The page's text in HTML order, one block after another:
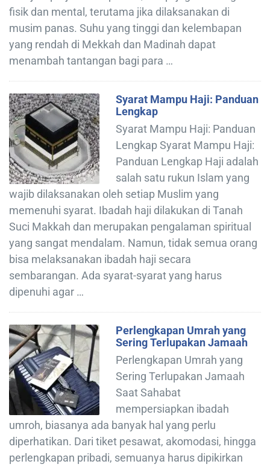
fisik dan mental, terutama jika dilaksanakan di
musim panas. Suhu yang tinggi dan kelembapan
yang rendah di Mekkah dan Madinah dapat
menambah tantangan bagi para …
Syarat Mampu Haji: Panduan
Lengkap
Syarat Mampu Haji: Panduan
Lengkap Syarat Mampu Haji:
Panduan Lengkap Haji adalah
salah satu rukun Islam yang
wajib dilaksanakan oleh setiap Muslim yang
memenuhi syarat. Ibadah haji dilakukan di Tanah
Suci Makkah dan merupakan pengalaman spiritual
yang sangat mendalam. Namun, tidak semua orang
bisa melaksanakan ibadah haji secara
sembarangan. Ada syarat-syarat yang harus
dipenuhi agar …
Perlengkapan Umrah yang
Sering Terlupakan Jamaah
Perlengkapan Umrah yang
Sering Terlupakan Jamaah
Saat Sahabat
mempersiapkan ibadah
umroh, biasanya ada banyak hal yang perlu
diperhatikan. Dari tiket pesawat, akomodasi, hingga
perlengkapan pribadi, semuanya harus dipikirkan